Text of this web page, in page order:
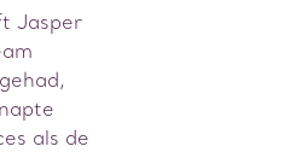
Jasper
als de